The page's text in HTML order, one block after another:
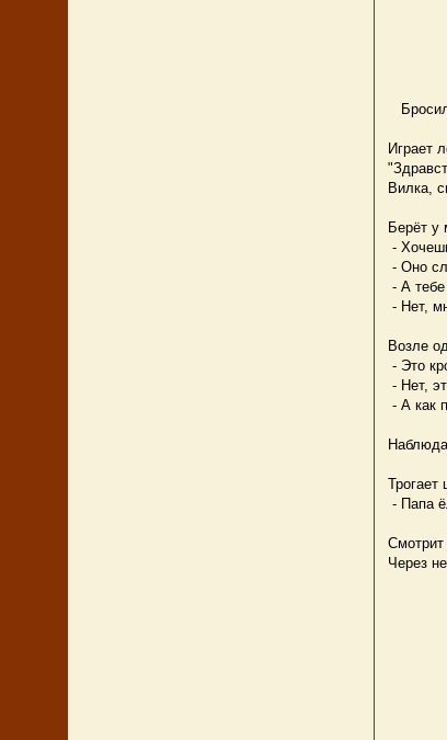
Играет
Вилка,
Берёт у
-
- Оно
- А
- Нет,
Возле
- Это
- Нет,
- А как
Трогает
- Папа
Через